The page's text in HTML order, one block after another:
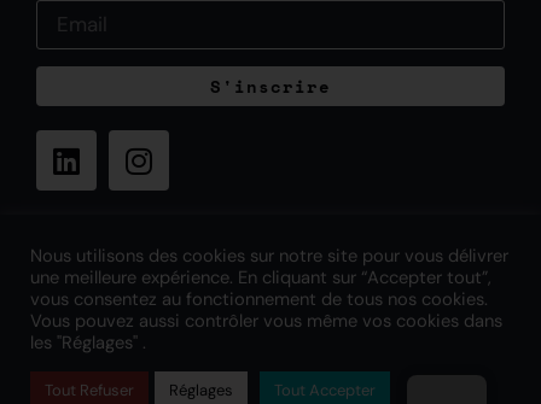
S'inscrire
75011 Paris
FRANCE
Mentions Légales | Politique de protection des
Nous utilisons des cookies sur notre site pour vous délivrer
une meilleure expérience. En cliquant sur “Accepter tout”,
vous consentez au fonctionnement de tous nos cookies.
Vous pouvez aussi contrôler vous même vos cookies dans
les "Réglages" .
Tout Refuser Réglages Tout Accepter